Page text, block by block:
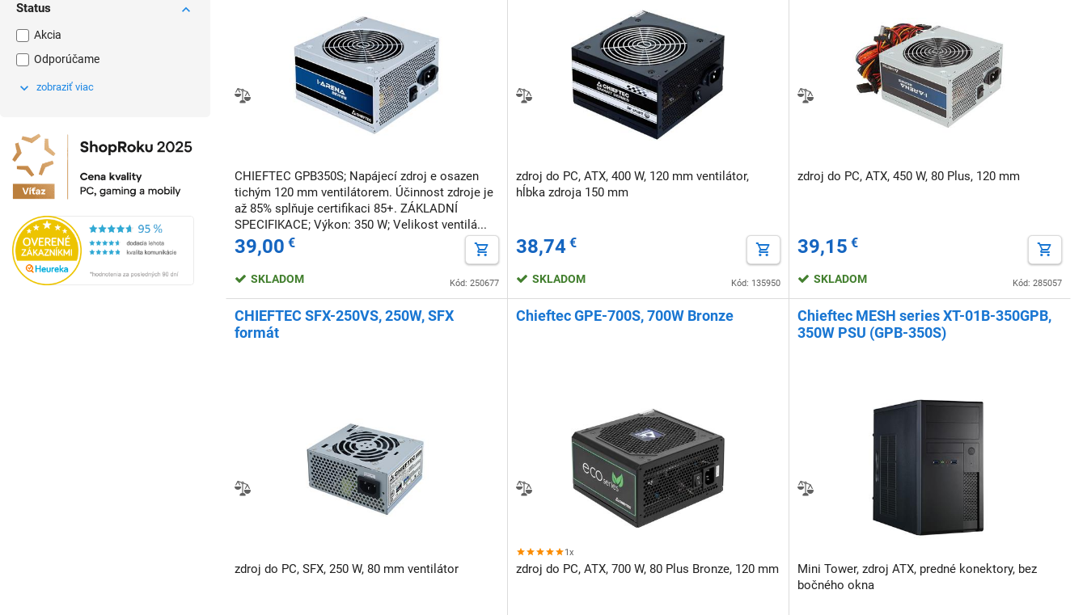
Status
Akcia
Odporúčame
zobraziť viac
CHIEFTEC GPB350S; Napájecí zdroj e osazen
tichým 120 mm ventilátorem. Účinnost zdroje je
až 85% splňuje certifikaci 85+. ZÁKLADNÍ
SPECIFIKACE; Výkon: 350 W; Velikost ventilá...
39,00 €
Kód: 250677
SKLADOM
zdroj do PC, ATX, 400 W, 120 mm ventilátor,
hĺbka zdroja 150 mm
38,74 €
Kód: 135950
SKLADOM
zdroj do PC, ATX, 450 W, 80 Plus, 120 mm
39,15 €
Kód: 285057
SKLADOM
CHIEFTEC SFX-250VS, 250W, SFX
formát
zdroj do PC, SFX, 250 W, 80 mm ventilátor
Chieftec GPE-700S, 700W Bronze
1x
zdroj do PC, ATX, 700 W, 80 Plus Bronze, 120 mm
Chieftec MESH series XT-01B-350GPB,
350W PSU (GPB-350S)
Mini Tower, zdroj ATX, predné konektory, bez
bočného okna